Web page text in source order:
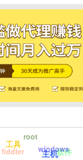
主机
工具
软件
root
windows
fiddler